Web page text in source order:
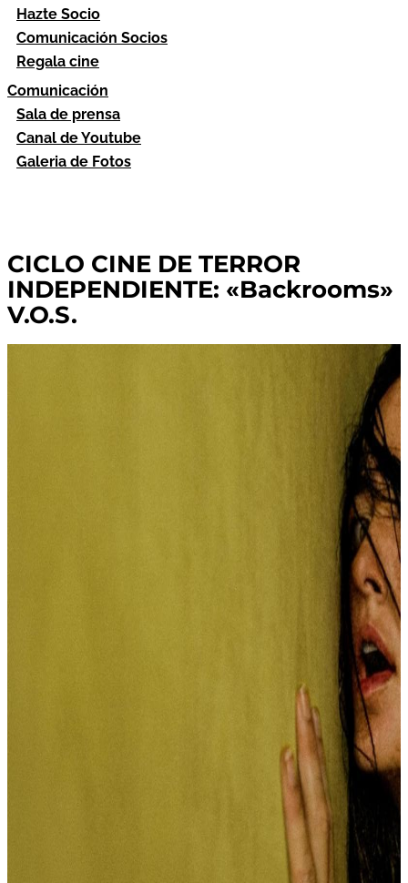
Hazte Socio
Comunicación Socios
Regala cine
Comunicación
Sala de prensa
Canal de Youtube
Galeria de Fotos
CICLO CINE DE TERROR
INDEPENDIENTE: «Backrooms»
V.O.S.